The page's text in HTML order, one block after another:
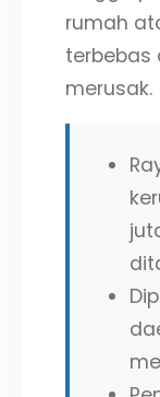
rumah
terbebas
merusak.